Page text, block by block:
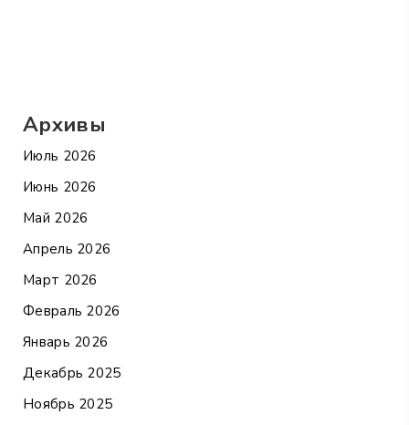
Архивы
Июль 2026
Июнь 2026
Май 2026
Апрель 2026
Март 2026
Февраль 2026
Январь 2026
Декабрь 2025
Ноябрь 2025